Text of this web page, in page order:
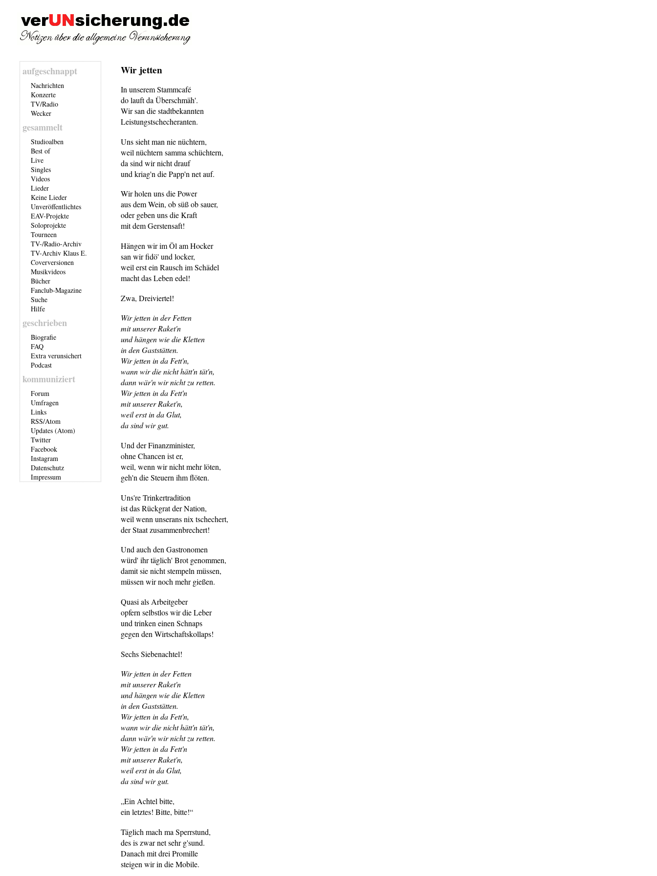
aufgeschnappt
Nachrichten
Konzerte
TV/Radio
Wecker
gesammelt
Studioalben
Best of
Live
Singles
Videos
Lieder
Keine Lieder
Unveröffentlichtes
EAV-Projekte
Soloprojekte
Tourneen
TV-/Radio-Archiv
TV-Archiv Klaus E.
Coverversionen
Musikvideos
Bücher
Fanclub-Magazine
Suche
Hilfe
geschrieben
Biografie
FAQ
Extra verunsichert
Podcast
kommuniziert
Forum
Umfragen
Links
RSS/Atom
Updates (Atom)
Twitter
Facebook
Instagram
Datenschutz
Impressum
Wir jetten
In unserem Stammcafé
do lauft da Überschmäh'.
Wir san die stadtbekannten
Leistungstschecheranten.
Uns sieht man nie nüchtern,
weil nüchtern samma schüchtern,
da sind wir nicht drauf
und kriag'n die Papp'n net auf.
Wir holen uns die Power
aus dem Wein, ob süß ob sauer,
oder geben uns die Kraft
mit dem Gerstensaft!
Hängen wir im Öl am Hocker
san wir fidö' und locker,
weil erst ein Rausch im Schädel
macht das Leben edel!
Zwa, Dreiviertel!
Wir jetten in der Fetten
mit unserer Raket'n
und hängen wie die Kletten
in den Gaststätten.
Wir jetten in da Fett'n,
wann wir die nicht hätt'n tät'n,
dann wär'n wir nicht zu retten.
Wir jetten in da Fett'n
mit unserer Raket'n,
weil erst in da Glut,
da sind wir gut.
Und der Finanzminister,
ohne Chancen ist er,
weil, wenn wir nicht mehr löten,
geh'n die Steuern ihm flöten.
Uns're Trinkertradition
ist das Rückgrat der Nation,
weil wenn unserans nix tschechert,
der Staat zusammenbrechert!
Und auch den Gastronomen
würd' ihr täglich' Brot genommen,
damit sie nicht stempeln müssen,
müssen wir noch mehr gießen.
Quasi als Arbeitgeber
opfern selbstlos wir die Leber
und trinken einen Schnaps
gegen den Wirtschaftskollaps!
Sechs Siebenachtel!
Wir jetten in der Fetten
mit unserer Raket'n
und hängen wie die Kletten
in den Gaststätten.
Wir jetten in da Fett'n,
wann wir die nicht hätt'n tät'n,
dann wär'n wir nicht zu retten.
Wir jetten in da Fett'n
mit unserer Raket'n,
weil erst in da Glut,
da sind wir gut.
„Ein Achtel bitte,
ein letztes! Bitte, bitte!“
Täglich mach ma Sperrstund,
des is zwar net sehr g'sund.
Danach mit drei Promille
steigen wir in die Mobile.